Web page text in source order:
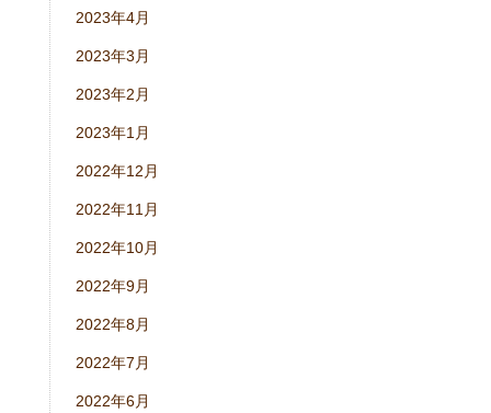
2023年4月
2023年3月
2023年2月
2023年1月
2022年12月
2022年11月
2022年10月
2022年9月
2022年8月
2022年7月
2022年6月